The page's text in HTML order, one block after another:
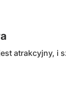
atrakcyjny,